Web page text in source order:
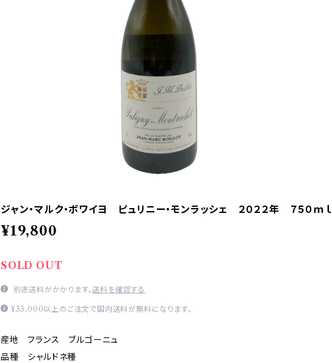
ジャン・マルク・ボワイヨ ピュリニー・モンラッシェ ２０２２年 ７５０ｍｌ
¥19,800
SOLD OUT
別途送料がかかります。送料を確認する
¥33,000以上のご注文で国内送料が無料になります。
産地 フランス ブルゴーニュ
品種 シャルドネ種